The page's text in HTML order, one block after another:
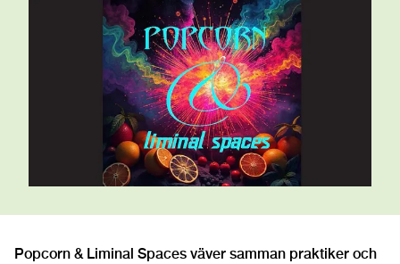
Popcorn & Liminal Spaces väver samman praktiker och